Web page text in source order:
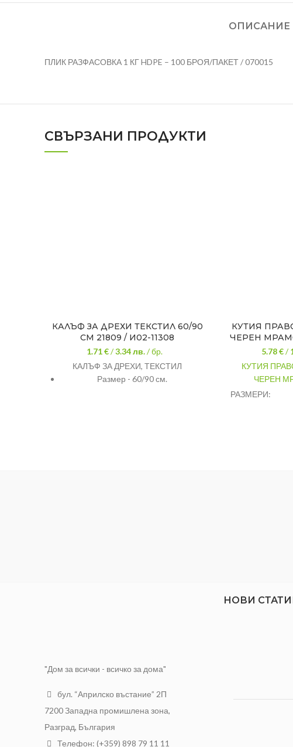
ОПИСАНИЕ
ПЛИК РАЗФАСОВКА 1 КГ HDPE – 100 БРОЯ/ПАКЕТ / 070015
СВЪРЗАНИ ПРОДУКТИ
КАЛЪФ ЗА ДРЕХИ ТЕКСТИЛ 60/90
СМ 21809 / И02-11308
1.71 €/3.34лв. / бр.
КАЛЪФ ЗА ДРЕХИ, ТЕКСТИЛ
Размер - 60/90 см.
КУТИЯ
ЧЕРЕН
5.78 €/
КУТИЯ
ЧЕРЕН
РАЗМЕРИ:
"Дом за всички - всичко за дома"
бул. “Априлско въстание” 2П
7200 Западна промишлена зона,
Разград, България
Телефон: (+359) 898 79 11 11
НОВИ